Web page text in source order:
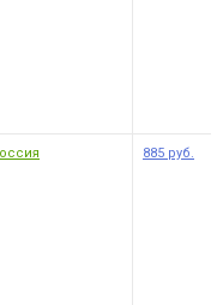
885 руб.